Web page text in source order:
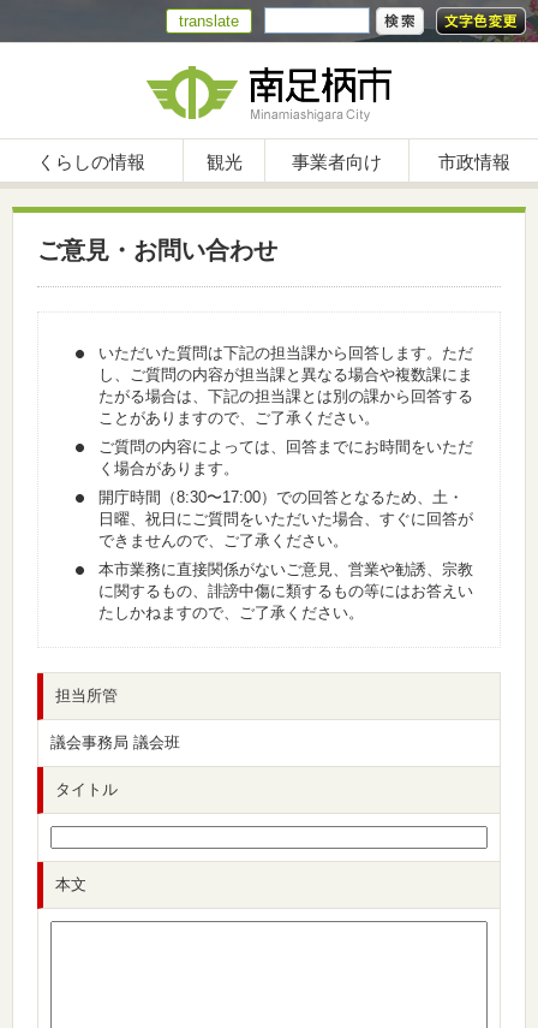
translate
くらしの情報 観光 事業者向け 市政情報
ご意見・お問い合わせ
いただいた質問は下記の担当課から回答します。ただ
し、ご質問の内容が担当課と異なる場合や複数課にま
たがる場合は、下記の担当課とは別の課から回答する
ことがありますので、ご了承ください。
ご質問の内容によっては、回答までにお時間をいただ
く場合があります。
開庁時間（8:30〜17:00）での回答となるため、土・
日曜、祝日にご質問をいただいた場合、すぐに回答が
できませんので、ご了承ください。
本市業務に直接関係がないご意見、営業や勧誘、宗教
に関するもの、誹謗中傷に類するもの等にはお答えい
たしかねますので、ご了承ください。
担当所管
議会事務局 議会班
タイトル
本文